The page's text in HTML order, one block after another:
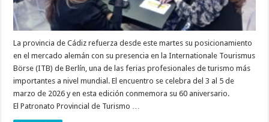
La provincia de Cádiz refuerza desde este martes su posicionamiento
en el mercado alemán con su presencia en la Internationale Tourismus
Börse (ITB) de Berlín, una de las ferias profesionales de turismo más
importantes a nivel mundial. El encuentro se celebra del 3 al 5 de
marzo de 2026 y en esta edición conmemora su 60 aniversario.
El Patronato Provincial de Turismo …